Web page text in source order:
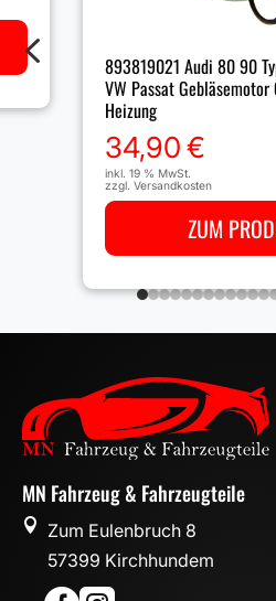
893819021 Audi 80 90
VW Passat Gebläsemotor
Heizung
34,90€
inkl. 19 % MwSt.
zzgl. Versandkosten
ZUM
4
MN Fahrzeug & Fahrzeugteile

Zum Eulenbruch 8
57399 Kirchhundem